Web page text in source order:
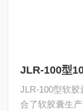
JLR-100型
JLR-100型软
合了软胶囊生